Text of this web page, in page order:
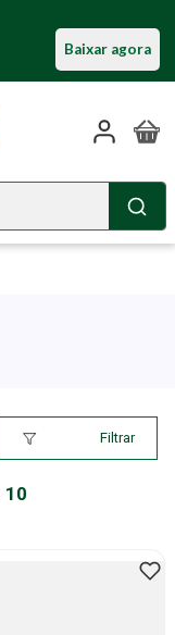
Baixar agora
Filtrar
10